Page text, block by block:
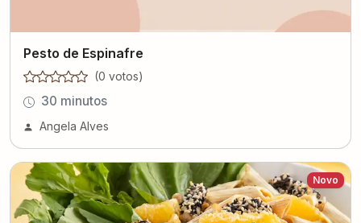
Pesto de Espinafre
(0 votos)
30 minutos
Angela Alves
Novo